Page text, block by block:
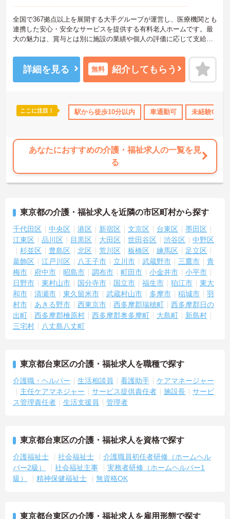
全国で367拠点以上を展開する大手グループが運営し、医療機関とも
連携した安心・安全なサービスを提供する有料老人ホームです。最
大の魅力は、賞与とは別に施設の業績や個人の評価に応じて支給さ
接収入に反映される非常にやりがいのある環境が整っています。ま
た、毎朝の情報共有ミーティングを通じてスタッフ同士の連携が強
化されており、平均勤続年数7.2年という高い定着率を実現していま
職への着実なステップアップが期待できます。定年65歳・再雇用70
歳までの継続雇用制度も完備されており、髪色やネイルが原則自由
★おすすめPOINT★
【特別報酬制度で、収入アップが期待できます】
・施設の業績や個人の評価に応じて賞与とは別に支給される特別報
酬制度があり、日々の頑張りが直接収入として還元されます。
【毎朝のミーティングで情報共有を徹底し、職種の垣根を超えて協
力し合える体制です 】
・スタッフ全員で毎朝お客様の体調や業務連絡を丁寧に共有するこ
とで、チーム全体でスムーズに連携できる仕組みが構築されていま
す。
・困った時もすぐに相談してフォローし合える風通しの良い職場と
なっており、平均勤続年数7.2年という高い定着率につながっていま
す。
【医療機関と連携した安心の体制のもと、専門的なケアスキルを磨
ける環境です】
・24時間体制で介護スタッフが常駐し、医療機関とも連携している
・資格取得に向けた研修や講習は勤務時間内で受講できる場合が多
す。
【リフレッシュ休暇17日や自由な身だしなみ規定で、自分らしく無
て働けます。
歳までの継続雇用制度のもとで、ご自身のスタイルを保ちながら末
永く活躍できます。
詳細を見る 無料 紹介してもらう
ここに注目！ 駅から徒歩10分以内 車通勤可 未経験OK
あなたにおすすめの介護・福祉求人の一覧を見
る
東京都の介護・福祉求人を近隣の市区町村から探す
千代田区 中央区 港区 新宿区 文京区 台東区
墨田区
江東区
品川区 目黒区 大田区 世田谷区 渋谷区
中野区
杉並区
豊島区 北区 荒川区 板橋区 練馬区
足立区
葛飾区
江戸川区 八王子市 立川市 武蔵野市 三鷹市
青
梅市
府中市 昭島市 調布市 町田市 小金井市
小平市
日野市
東村山市 国分寺市 国立市 福生市 狛江市
東大
和市
清瀬市 東久留米市 武蔵村山市 多摩市 稲城市
羽
村市
あきる野市 西東京市 西多摩郡瑞穂町
西多摩郡日の
出町
西多摩郡檜原村 西多摩郡奥多摩町 大島町
新島村
三宅村
八丈島八丈町
東京都台東区の介護・福祉求人を職種で探す
介護職・ヘルパー 生活相談員 看護助手
ケアマネージャー
主任ケアマネジャー
サービス提供責任者 施設長
サービ
ス管理責任者
生活支援員 管理者
東京都台東区の介護・福祉求人を資格で探す
介護福祉士 社会福祉士
介護職員初任者研修（ホームヘル
パー2級）
社会福祉主事
実務者研修（ホームヘルパー1
級）
精神保健福祉士 無資格OK
東京都台東区の介護・福祉求人を雇用形態で探す